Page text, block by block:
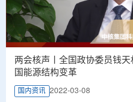
两会核声丨全国政协委员钱
国能源结构变革
国内资讯 2022-03-08